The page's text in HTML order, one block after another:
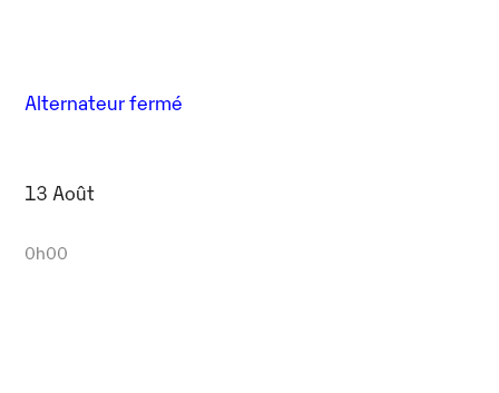
Alternateur fermé
13 Août
0h00